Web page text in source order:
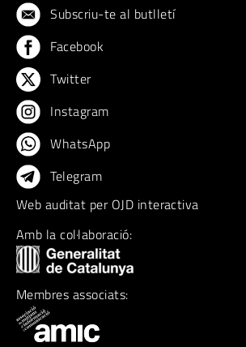
Subscriu-te al butlletí
Facebook
Twitter
Instagram
WhatsApp
Telegram
Web auditat per OJD interactiva
Amb la col·laboració:
Membres associats: